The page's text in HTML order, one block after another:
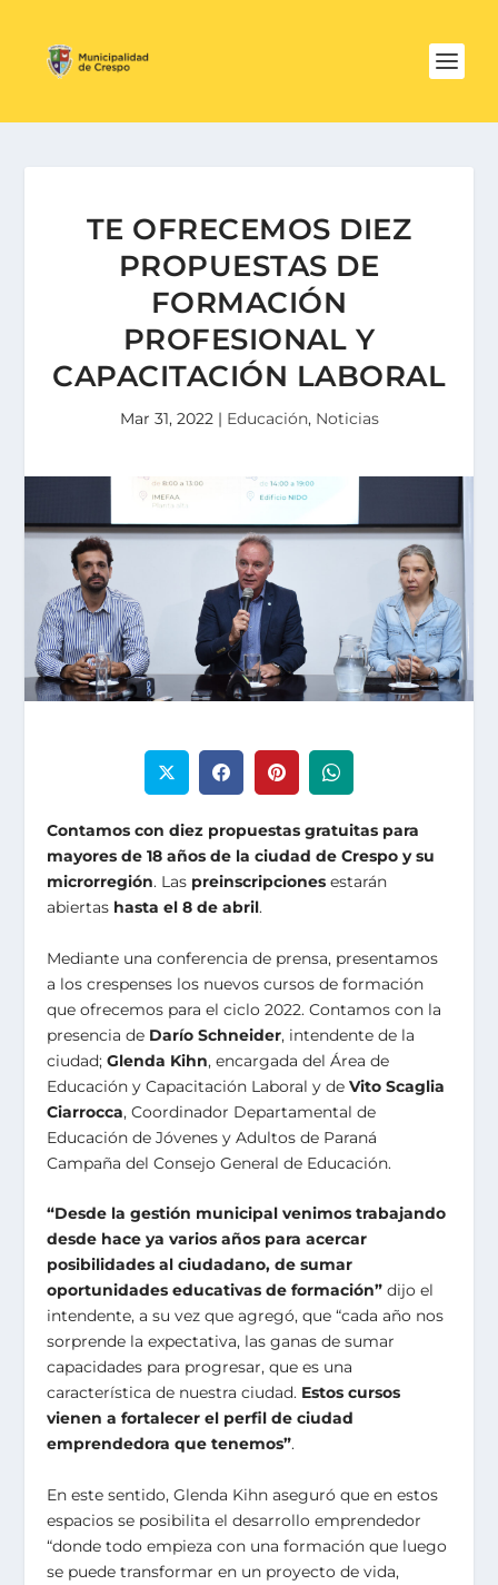
TE OFRECEMOS DIEZ
PROPUESTAS DE
FORMACIÓN
PROFESIONAL Y
CAPACITACIÓN LABORAL
Mar 31, 2022| Educación, Noticias
Contamos con diez propuestas gratuitas para
mayores de 18 años de la ciudad de Crespo y su
microrregión. Las preinscripciones estarán
abiertas hasta el 8 de abril.
Mediante una conferencia de prensa, presentamos
a los crespenses los nuevos cursos de formación
que ofrecemos para el ciclo 2022. Contamos con la
presencia de Darío Schneider, intendente de la
ciudad;Glenda Kihn, encargada del Área de
Educación y Capacitación Laboral y deVito Scaglia
Ciarrocca, Coordinador Departamental de
Educación de Jóvenes y Adultos de Paraná
Campaña del Consejo General de Educación.
“Desde la gestión municipal venimos trabajando
desde hace ya varios años para acercar
posibilidades al ciudadano, de sumar
oportunidades educativas de formación” dijo el
intendente, a su vez que agregó, que “cada año nos
sorprende la expectativa, las ganas de sumar
capacidades para progresar, que es una
característica de nuestra ciudad. Estos cursos
vienen a fortalecer el perfil de ciudad
emprendedora que tenemos”.
En este sentido, Glenda Kihn aseguró que en estos
espacios se posibilita el desarrollo emprendedor
“donde todo empieza con una formación que luego
se puede transformar en un proyecto de vida,